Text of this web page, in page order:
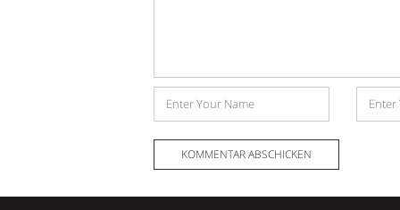
Name
Mail-